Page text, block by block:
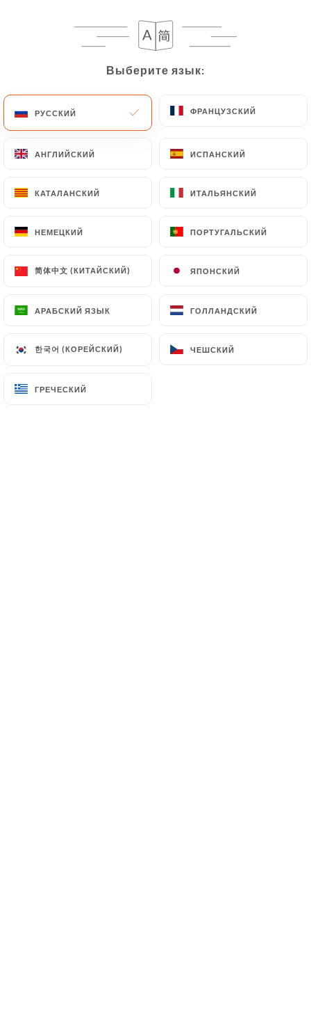
Выберите язык:
РУССКИЙ ФРАНЦУЗСКИЙ
АНГЛИЙСКИЙ ИСПАНСКИЙ
КАТАЛАНСКИЙ ИТАЛЬЯНСКИЙ
НЕМЕЦКИЙ ПОРТУГАЛЬСКИЙ
简体中文 (КИТАЙСКИЙ) ЯПОНСКИЙ
АРАБСКИЙ ЯЗЫК ГОЛЛАНДСКИЙ
한국어 (КОРЕЙСКИЙ) ЧЕШСКИЙ
ГРЕЧЕСКИЙ
Выберите язык:
РУССКИЙ ФРАНЦУЗСКИЙ
АНГЛИЙСКИЙ ИСПАНСКИЙ
КАТАЛАНСКИЙ ИТАЛЬЯНСКИЙ
НЕМЕЦКИЙ ПОРТУГАЛЬСКИЙ
简体中文 (КИТАЙСКИЙ) ЯПОНСКИЙ
АРАБСКИЙ ЯЗЫК ГОЛЛАНДСКИЙ
한국어 (КОРЕЙСКИЙ) ЧЕШСКИЙ
ГРЕЧЕСКИЙ